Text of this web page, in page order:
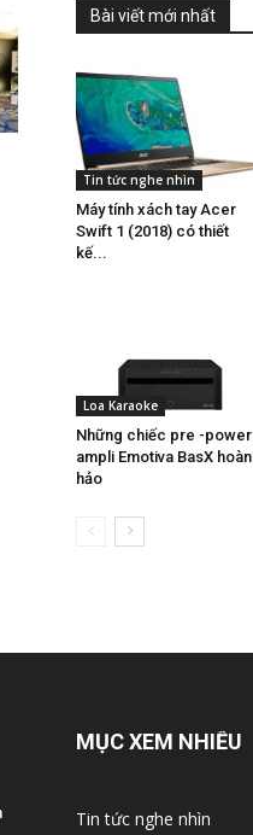
Bài viết mới nhất
Tin tức nghe nhìn
Máy tính xách tay Acer
Swift 1 (2018) có thiết
kế...
Loa Karaoke
Những chiếc pre -power
ampli Emotiva BasX hoàn
hảo
MỤC XEM NHIỀU
Tin tức nghe nhìn